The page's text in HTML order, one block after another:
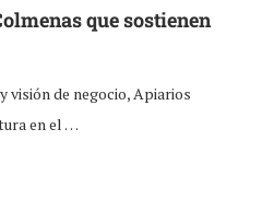
que sostienen
visión de negocio, Apiarios
en el …